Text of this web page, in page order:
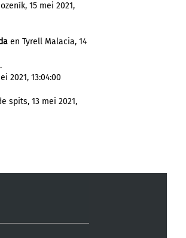
15 mei 2021,
en Tyrell Malacia, 14
2021, 13:04:00
spits, 13 mei 2021,